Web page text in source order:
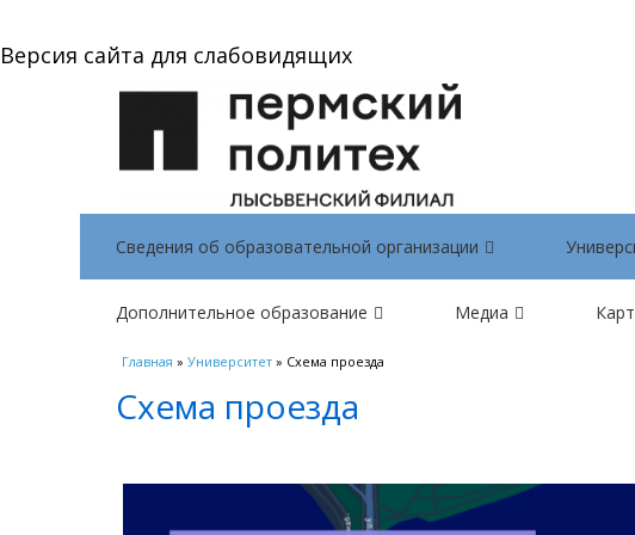
Версия сайта для слабовидящих
Сведения об образовательной организации
Дополнительное образование Медиа
Вы здесь
Главная »Университет » Схема проезда
Схема проезда